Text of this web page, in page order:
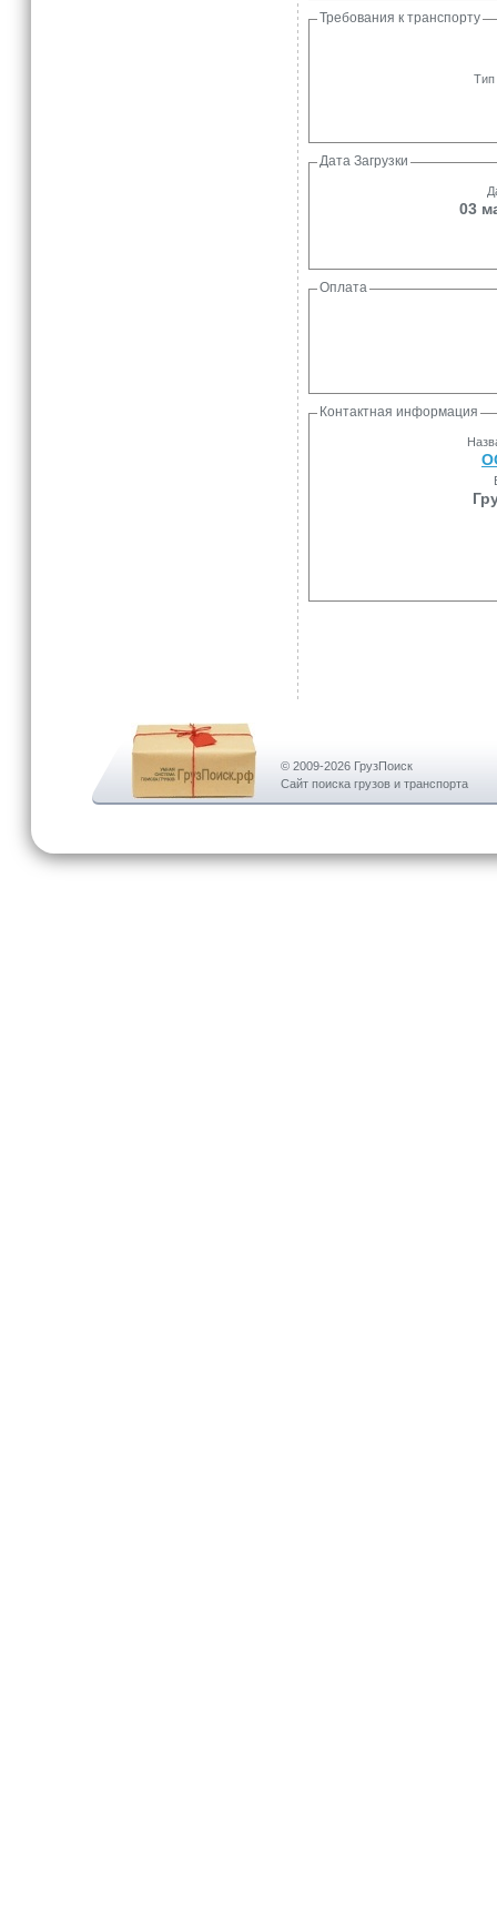
Требования к транспорту
Тип
Дата Загрузки
03
Оплата
Контактная информация
© 2009-2026 ГрузПоиск
Сайт поиска грузов и транспорта